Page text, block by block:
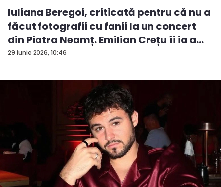
29 iunie 2026, 10:46
Iuliana Beregoi, criticată pentru că nu a
făcut fotografii cu fanii la un concert
din Piatra Neamț. Emilian Crețu îi ia a...